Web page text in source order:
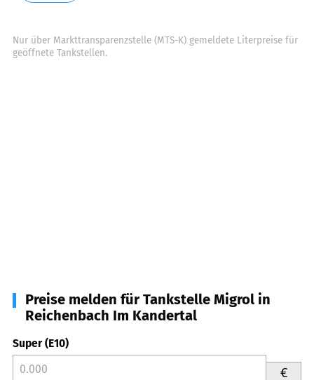
Nur über Markttransparenzstelle (MTS-K) gemeldete Literpreise für
geöffnete Tankstellen.
Preise melden für Tankstelle Migrol in
Reichenbach Im Kandertal
Super (E10)
€